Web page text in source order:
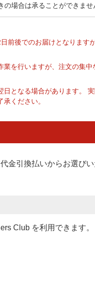
場合は承ることができませ
前後でのお届けとなります
を行いますが、注文の集
となる場合があります。
ください。
金引換払いからお選びい
Club を利用できます。